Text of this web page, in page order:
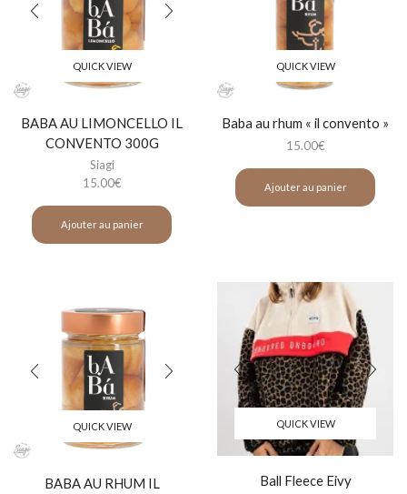
QUICK VIEW
BABA AU LIMONCELLO IL
CONVENTO 300G
Siagi
15.00€
Ajouter au panier
QUICK VIEW
Baba au rhum « il convento »
15.00€
Ajouter au panier
QUICK VIEW
BABA AU RHUM IL
QUICK VIEW
Ball Fleece Eivy